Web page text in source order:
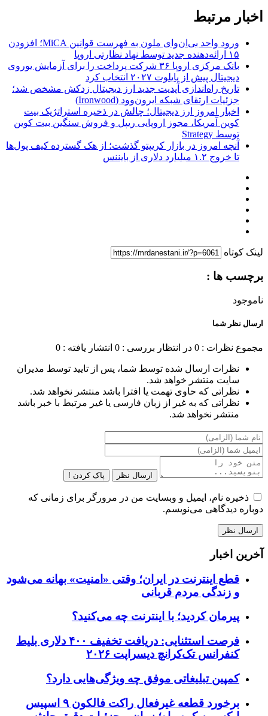
اخبار مرتبط
ورود واحد بی‌ان‌وای ملون به فهرست قوانین MiCA؛ افزودن
۱۵ ارائه‌دهنده جدید توسط نهاد نظارتی اروپا
بانک مرکزی اروپا ۳۶ شرکت پرداخت را برای آزمایش یوروی
دیجیتال پیش از پایلوت ۲۰۲۷ انتخاب کرد
تاریخ راه‌اندازی آپدیت جدید ارز دیجیتال زدکش مشخص شد؛
جزئیات ارتقای شبکه ایرون‌وود (Ironwood)
اخبار امروز ارز دیجیتال؛ چالش در ذخیره استراتژیک بیت
کوین آمریکا، مجوز اروپایی ریپل و فروش سنگین بیت کوین
توسط Strategy
آنچه امروز در بازار کریپتو گذشت؛ از هک گسترده کیف پول‌ها
تا خروج ۱.۲ میلیارد دلاری از بایننس
لینک کوتاه
برچسب ها :
ناموجود
ارسال نظر شما
مجموع نظرات : 0 در انتظار بررسی : 0 انتشار یافته : 0
نظرات ارسال شده توسط شما، پس از تایید توسط مدیران
سایت منتشر خواهد شد.
نظراتی که حاوی تهمت یا افترا باشد منتشر نخواهد شد.
نظراتی که به غیر از زبان فارسی یا غیر مرتبط با خبر باشد
منتشر نخواهد شد.
ارسال نظر پاک کردن !
ذخیره نام، ایمیل و وبسایت من در مرورگر برای زمانی که
دوباره دیدگاهی می‌نویسم.
آخرین اخبار
قطع اینترنت در ایران؛ وقتی «امنیت» بهانه می‌شود
و زندگی مردم قربانی
پیرمان کردید؛ با اینترنت چه می‌کنید؟
فرصت استثنایی: دریافت تخفیف ۴۰۰ دلاری بلیط
کنفرانس تک‌کرانچ دیسراپت ۲۰۲۶
کمپین تبلیغاتی موفق چه ویژگی‌هایی دارد؟
برخورد قطعه غیرفعال راکت فالکون ۹ اسپیس